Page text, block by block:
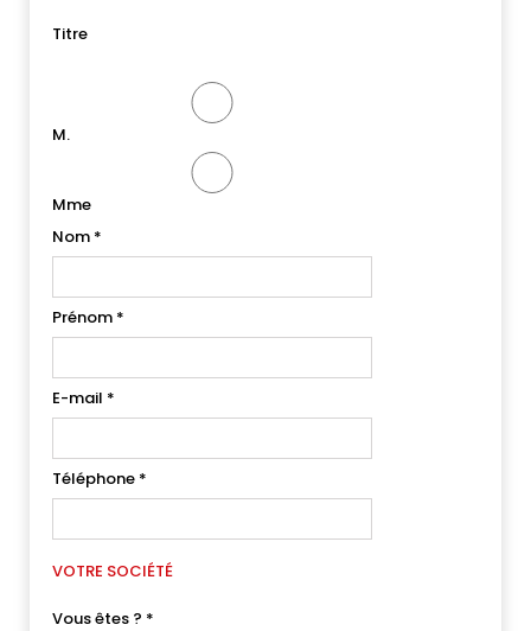
Titre
M.
Mme
Nom *
Prénom *
E-mail *
Téléphone *
VOTRE SOCIÉTÉ
Vous êtes ? *